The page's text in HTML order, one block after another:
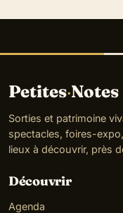
Petites·Notes
Sorties et patrimoine
spectacles, foires-
lieux à découvrir, près
Découvrir
Agenda